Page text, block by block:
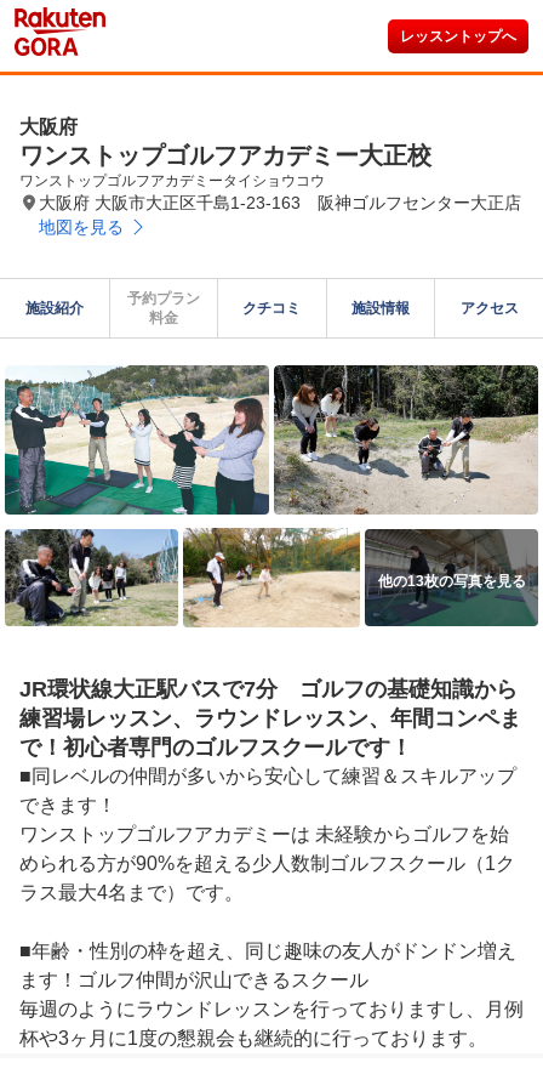
レッスントップへ
大阪府
ワンストップゴルフアカデミー大正校
ワンストップゴルフアカデミータイショウコウ
大阪府 大阪市大正区千島1-23-163 阪神ゴルフセンター大正店
地図を見る
施設紹介
予約プラン
料金
クチコミ 施設情報 アクセス
他の13枚の写真を見る
JR環状線大正駅バスで7分 ゴルフの基礎知識から
練習場レッスン、ラウンドレッスン、年間コンペま
で！初心者専門のゴルフスクールです！
■同レベルの仲間が多いから安心して練習＆スキルアップ
できます！
ワンストップゴルフアカデミーは 未経験からゴルフを始
められる方が90%を超える少人数制ゴルフスクール（1ク
ラス最大4名まで）です。
■年齢・性別の枠を超え、同じ趣味の友人がドンドン増え
ます！ゴルフ仲間が沢山できるスクール
毎週のようにラウンドレッスンを行っておりますし、月例
杯や3ヶ月に1度の懇親会も継続的に行っております。